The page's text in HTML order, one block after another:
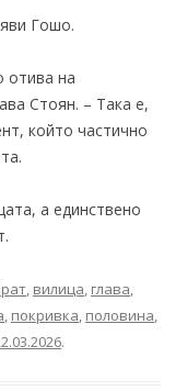
Гошо.
отива на
Стоян. – Така е,
който частично
а единствено
вилица глава
покривка половина
.